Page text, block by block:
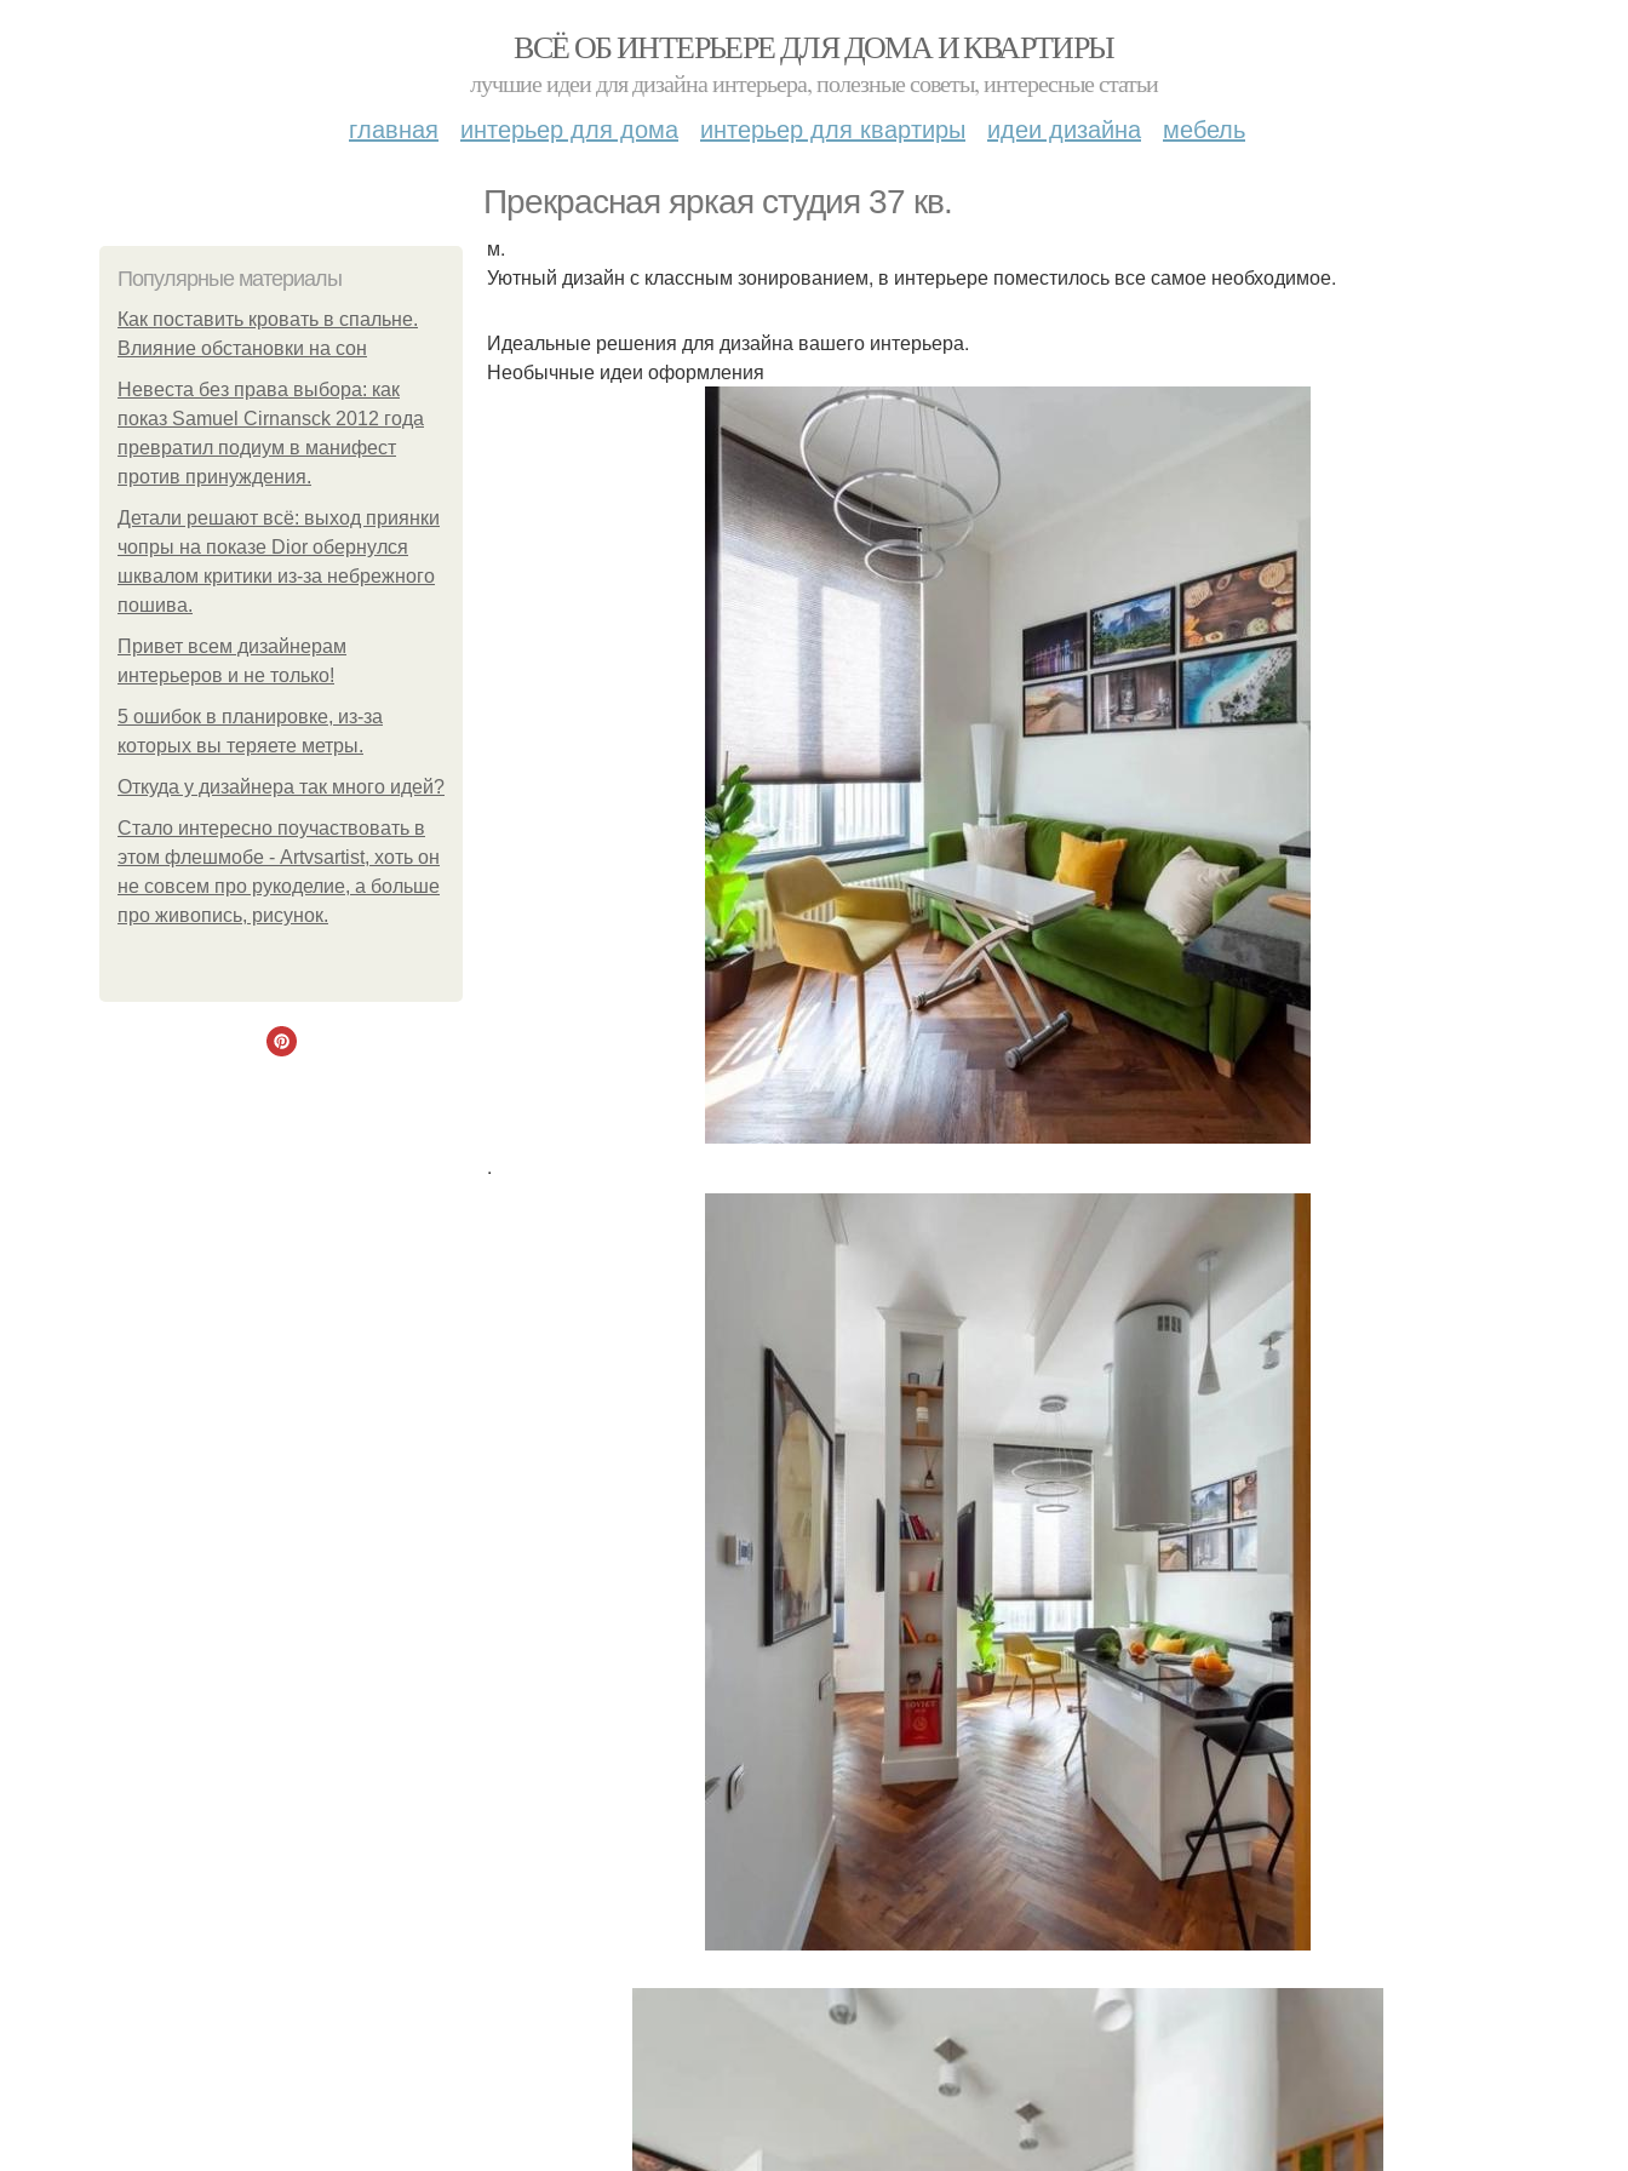
ВСЁ ОБ ИНТЕРЬЕРЕ ДЛЯ ДОМА И КВАРТИРЫ
лучшие идеи для дизайна интерьера, полезные советы, интересные статьи
главная интерьер для дома интерьер для квартиры идеи дизайна мебель
Прекрасная яркая студия 37 кв.
Популярные материалы
Как поставить кровать в спальне.
Влияние обстановки на сон
Невеста без права выбора: как
показ Samuel Cirnansck 2012 года
превратил подиум в манифест
против принуждения.
Детали решают всё: выход приянки
чопры на показе Dior обернулся
шквалом критики из-за небрежного
пошива.
Привет всем дизайнерам
интерьеров и не только!
5 ошибок в планировке, из-за
которых вы теряете метры.
Откуда у дизайнера так много идей?
Стало интересно поучаствовать в
этом флешмобе - Artvsartist, хоть он
не совсем про рукоделие, а больше
про живопись, рисунок.
м.
Уютный дизайн с классным зонированием, в интерьере поместилось все самое необходимое.
Идеальные решения для дизайна вашего интерьера.
Необычные идеи оформления
.